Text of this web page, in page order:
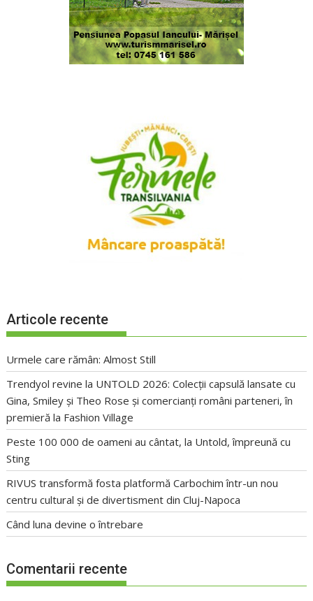
Articole recente
Urmele care rămân: Almost Still
Trendyol revine la UNTOLD 2026: Colecții capsulă lansate cu
Gina, Smiley și Theo Rose și comercianți români parteneri, în
premieră la Fashion Village
Peste 100 000 de oameni au cântat, la Untold, împreună cu
Sting
RIVUS transformă fosta platformă Carbochim într-un nou
centru cultural și de divertisment din Cluj-Napoca
Când luna devine o întrebare
Comentarii recente